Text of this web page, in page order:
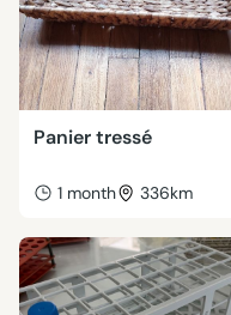
Panier tressé
1 month 336km